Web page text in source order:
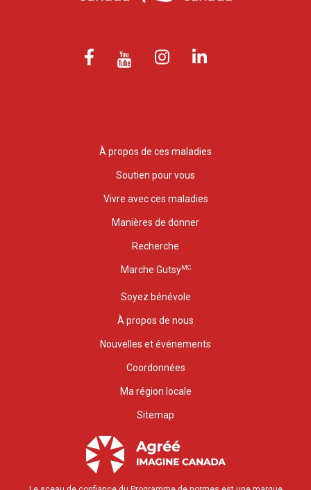
À propos de ces maladies
Soutien pour vous
Vivre avec ces maladies
Manières de donner
Recherche
Marche GutsyMC
Soyez bénévole
À propos de nous
Nouvelles et événements
Coordonnées
Ma région locale
Sitemap